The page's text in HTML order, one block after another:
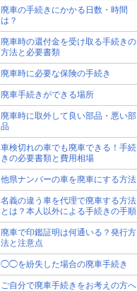
廃車の手続きにかかる日数・時間
は？
廃車時の還付金を受け取る手続きの
方法と必要書類
廃車時に必要な保険の手続き
廃車手続きができる場所
廃車時に取外して良い部品・悪い部
品
車検切れの車でも廃車できる！手続
きの必要書類と費用相場
他県ナンバーの車を廃車にする方法
名義の違う車を代理で廃車する方法
とは？本人以外による手続きの手順
廃車で印鑑証明は何通いる？発行方
法と注意点
◯◯を紛失した場合の廃車手続き
ご自分で廃車手続きをお考えの方へ